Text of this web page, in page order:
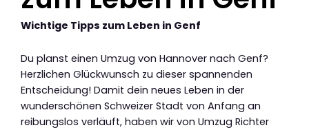
Wichtige Tipps zum Leben in Genf
Du planst einen Umzug von Hannover nach Genf?
Herzlichen Glückwunsch zu dieser spannenden
Entscheidung! Damit dein neues Leben in der
wunderschönen Schweizer Stadt von Anfang an
reibungslos verläuft, haben wir von Umzug Richter